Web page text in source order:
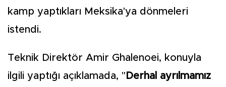
kamp yaptıkları Meksika'ya dönmeleri
istendi.
Teknik Direktör Amir Ghalenoei, konuyla
ilgili yaptığı açıklamada, " Derhal ayrılmamız